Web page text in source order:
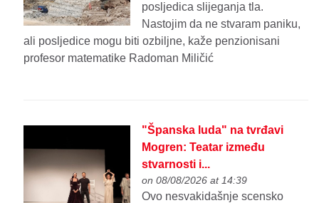
posljedica slijeganja tla.
Nastojim da ne stvaram paniku,
ali posljedice mogu biti ozbiljne, kaže penzionisani
profesor matematike Radoman Miličić
"Španska luda" na tvrđavi
Mogren: Teatar između
stvarnosti i...
on 08/08/2026 at 14:39
Ovo nesvakidašnje scensko